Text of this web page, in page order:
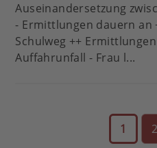
Auseinandersetzung
- Ermittlungen dauern an
Schulweg ++
Auffahrunfall - Frau l...
1 2